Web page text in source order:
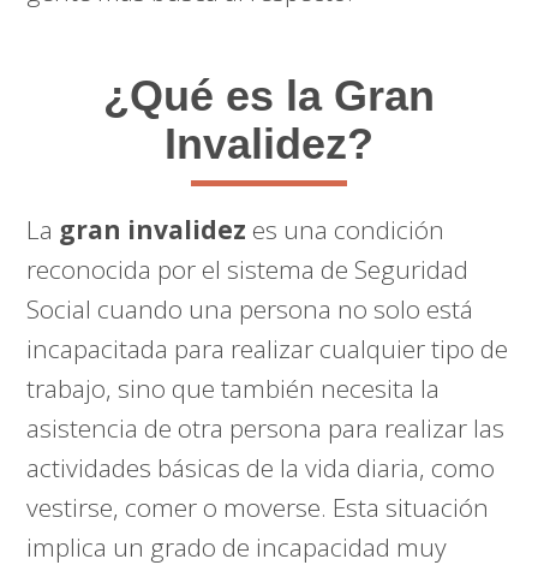
¿Qué es la Gran
Invalidez?
La gran invalidez es una condición
reconocida por el sistema de Seguridad
Social cuando una persona no solo está
incapacitada para realizar cualquier tipo de
trabajo, sino que también necesita la
asistencia de otra persona para realizar las
actividades básicas de la vida diaria, como
vestirse, comer o moverse. Esta situación
implica un grado de incapacidad muy